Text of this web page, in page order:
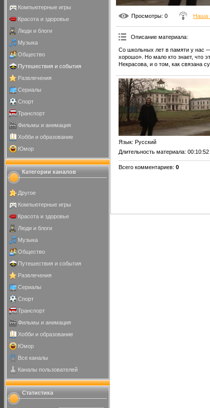
Компьютерные игры
Красота и здоровье
Люди и блоги
Музыка
Общество
Путешествия и события
Развлечения
Сериалы
Спорт
Транспорт
Фильмы и анимация
Хобби и образование
Юмор
Категории каналов
Другое
Компьютерные игры
Красота и здоровье
Люди и блоги
Музыка
Общество
Путешествия и события
Развлечения
Сериалы
Спорт
Транспорт
Фильмы и анимация
Хобби и образование
Юмор
Все каналы
Каналы пользователей
Статистика
Просмотры: 0 Наша
Описание материала:
Со школьных лет в памяти у нас
хорошо». Но мало кто знает, что
Некрасова, и о том, как связана
Язык: Русский
Длительность материала: 00:10:52
Всего комментариев: 0